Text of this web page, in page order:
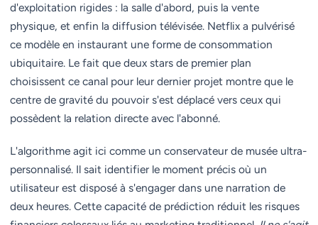
d'exploitation rigides : la salle d'abord, puis la vente
physique, et enfin la diffusion télévisée. Netflix a pulvérisé
ce modèle en instaurant une forme de consommation
ubiquitaire. Le fait que deux stars de premier plan
choisissent ce canal pour leur dernier projet montre que le
centre de gravité du pouvoir s'est déplacé vers ceux qui
possèdent la relation directe avec l'abonné.
L'algorithme agit ici comme un conservateur de musée ultra-
personnalisé. Il sait identifier le moment précis où un
utilisateur est disposé à s'engager dans une narration de
deux heures. Cette capacité de prédiction réduit les risques